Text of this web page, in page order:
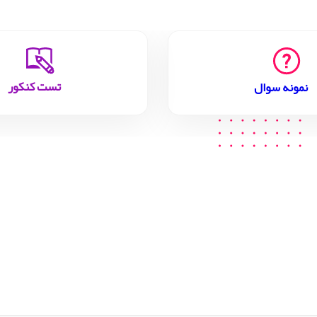
نمونه سوال تست کنکور